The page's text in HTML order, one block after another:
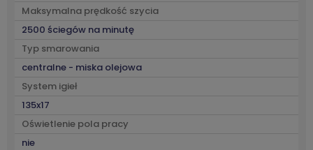
Maksymalna prędkość szycia
2500 ściegów na minutę
Typ smarowania
centralne - miska olejowa
System igieł
135x17
Oświetlenie pola pracy
nie